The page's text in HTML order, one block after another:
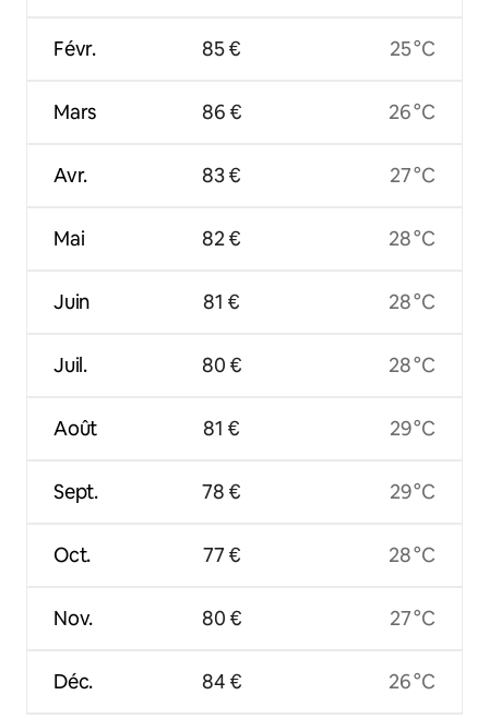
Févr.
Mars
Avr.
Mai
Juin
Juil.
Août
Sept.
Oct.
Nov.
Déc.
85 €
86 €
83 €
82 €
81 €
80 €
81 €
78 €
77 €
80 €
84 €
25 °C
26 °C
27 °C
28 °C
28 °C
28 °C
29 °C
29 °C
28 °C
27 °C
26 °C